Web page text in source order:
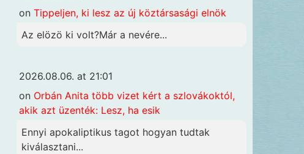
on Tippeljen, ki lesz az új köztársasági elnök
Az elözö ki volt?Már a nevére...
2026.08.06. at 21:01
on Orbán Anita több vizet kért a szlovákoktól,
akik azt üzenték: Lesz, ha esik
Ennyi apokaliptikus tagot hogyan tudtak
kiválasztani...